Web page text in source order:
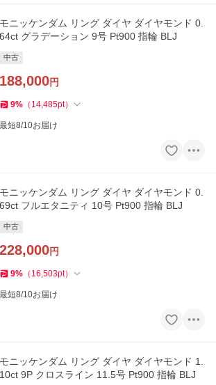
モニッケンダム リング ダイヤ ダイヤモンド 0.
64ct グラデーション 9号 Pt900 指輪 BLJ
中古
188,000円
9% （ 14,485pt）
最短8/10お届け
モニッケンダム リング ダイヤ ダイヤモンド 0.
69ct フルエタニティ 10号 Pt900 指輪 BLJ
中古
228,000円
9% （ 16,503pt）
最短8/10お届け
モニッケンダム リング ダイヤ ダイヤモンド 1.
10ct 9P クロスライン 11.5号 Pt900 指輪 BLJ